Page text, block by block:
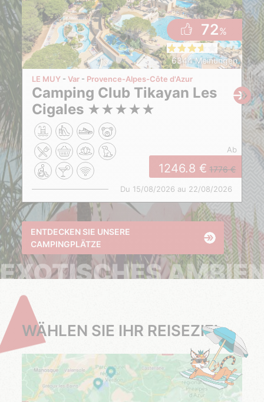
72%
6344 Meinungen
LE MUY Var Provence-Alpes-Côte d'Azur
Camping Club Tikayan Les
Cigales ★★★★★
ab
1246.8 1776
Du 15/08/2026 au 22/08/2026
ENTDECKEN SIE UNSERE
CAMPINGPLÄTZE
EXOTISCHES
WÄHLEN SIE IHR REISEZIEL